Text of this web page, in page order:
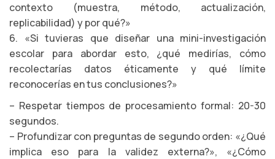
contexto (muestra, método, actualización,
replicabilidad) y por qué?»
6. «Si tuvieras que diseñar una mini-investigación
escolar para abordar esto, ¿qué medirías, cómo
recolectarías datos éticamente y qué límite
reconocerías en tus conclusiones?»
– Respetar tiempos de procesamiento formal: 20-30
segundos.
– Profundizar con preguntas de segundo orden: «¿Qué
implica eso para la validez externa?», «¿Cómo